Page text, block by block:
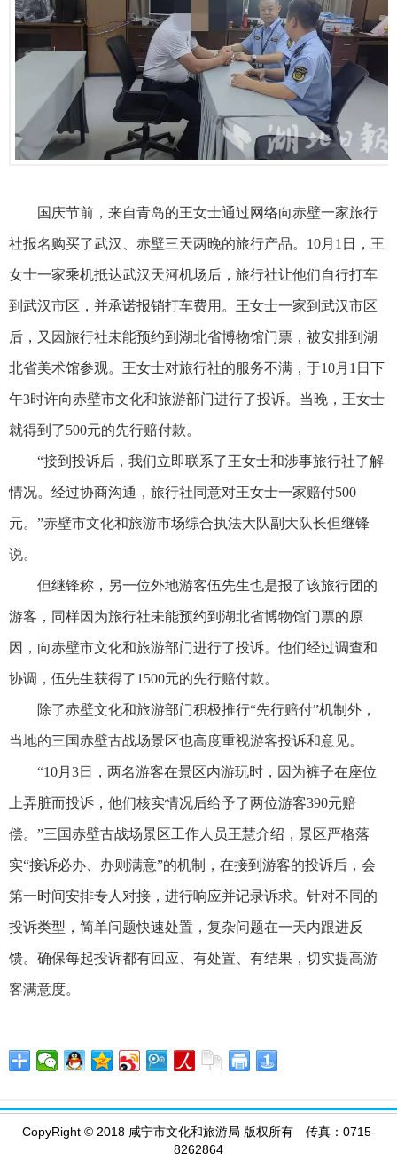
国庆节前，来自青岛的王女士通过网络向赤壁一家旅行
社报名购买了武汉、赤壁三天两晚的旅行产品。10月1日，王
女士一家乘机抵达武汉天河机场后，旅行社让他们自行打车
到武汉市区，并承诺报销打车费用。王女士一家到武汉市区
后，又因旅行社未能预约到 湖北省博物馆门票，被安排到湖
北省美术馆参观。王女士对旅行社的服务不满，于10月1日下
午3时许向赤壁市文化和旅游部门进行了投诉。当晚，王女士
就得到了500元的先行赔付款。
“接到投诉后，我们立即联系了王女士和涉事旅行社了解
情况。经过协商沟通，旅行社同意对王女士一家赔付500
元。”赤壁市文化和旅游市场综合执法大队副大队长但继锋
说。
但继锋称，另一位外地游客伍先生也是报了该旅行团的
游客，同样因为旅行社未能预约到湖北省博物馆门票的原
因，向赤壁市文化和旅游部门进行了投诉。他们经过调查和
协调，伍先生获得了1500元的先行赔付款。
除了赤壁文化和旅游部门积极推行“先行赔付”机制外，
当地的三国赤壁古战场景区也高度重视游客投诉和意见。
“10月3日，两名游客在景区内游玩时，因为裤子在座位
上弄脏而投诉，他们核实情况后给予了两位游客390元赔
偿。”三国赤壁古战场景区工作人员王慧介绍，景区严格落
实“接诉必办、办则满意”的机制，在接到游客的投诉后，会
第一时间安排专人对接，进行响应并记录诉求。针对不同的
投诉类型，简单问题快速处置，复杂问题在一天内跟进反
馈。确保每起投诉都有回应、有处置、有结果，切实提高游
客满意度。
CopyRight ©2018 咸宁市文化和旅游局 版权所有 传真：0715-
8262864